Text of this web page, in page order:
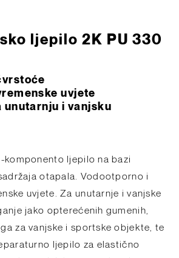
ljepilo 2K PU 330
uvjete
unutarnju i vanjsku
komponento ljepilo na bazi
otapala. Vodootporno i
uvjete. Za unutarnje i vanjske
jako opterećenih gumenih,
za vanjske i sportske objekte, te
ljepilo za elastično